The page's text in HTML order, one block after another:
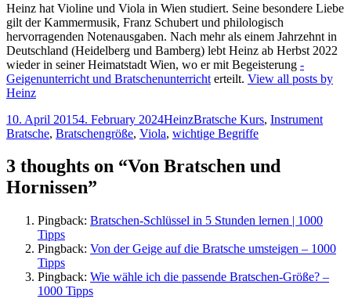
Heinz hat Violine und Viola in Wien studiert. Seine besondere Liebe
gilt der Kammermusik, Franz Schubert und philologisch
hervorragenden Notenausgaben. Nach mehr als einem Jahrzehnt in
Deutschland (Heidelberg und Bamberg) lebt Heinz ab Herbst 2022
wieder in seiner Heimatstadt Wien, wo er mit Begeisterung ­
Geigenunterricht und Bratschenunterricht erteilt. View all posts by
Heinz
Posted
on
10. April 20154. February 2024Author
HeinzCategories
Bratsche Kurs, InstrumentTags
Bratsche, Bratschengröße, Viola, wichtige Begriffe
3 thoughts on “Von Bratschen und
Hornissen”
Pingback: Bratschen-Schlüssel in 5 Stunden lernen | 1000
Tipps
Pingback: Von der Geige auf die Bratsche umsteigen – 1000
Tipps
Pingback: Wie wähle ich die passende Bratschen-Größe? –
1000 Tipps